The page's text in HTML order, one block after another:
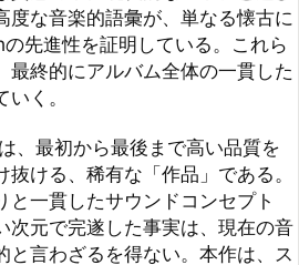
トで消費されるための音楽では
に置き、針を落とすたびに新し
き価値のある一枚だ。このアル
は、冷ややかなデジタル世界に
ス）のような温もりを我々の日
し、音の粒子に耳を澄ませる者
えて愛される聖域となるだろ
こには色褪せることのない、真
がっている。